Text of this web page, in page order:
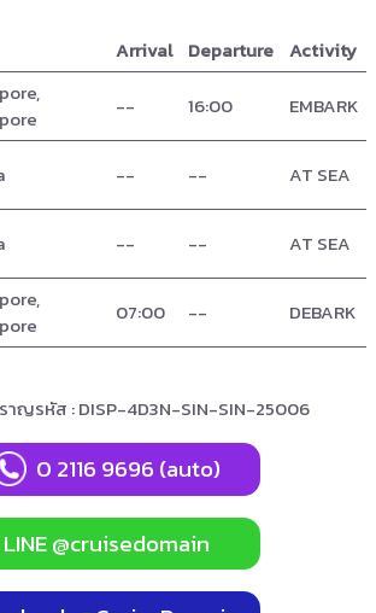
Arrival Departure Activity
-- 16:00
EMBARK
-- --
AT SEA
-- --
AT SEA
07:00 -- DEBARK
าญรหัส : DISP-4D3N-SIN-SIN-25006
0 2116 9696 (auto)
LINE @cruisedomain